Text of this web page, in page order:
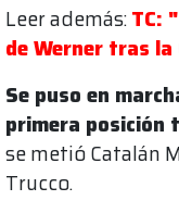
Leer además:TC:
de Werner tras la
Se puso en
primera posición
se metió Catalán
Trucco.